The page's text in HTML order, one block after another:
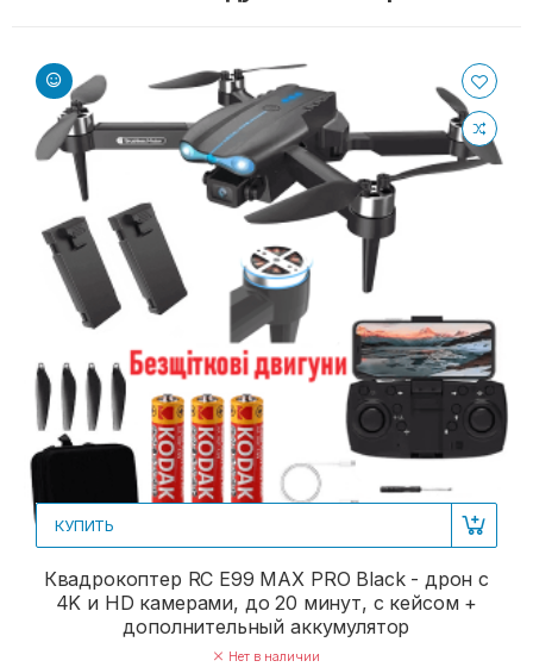
КУПИТЬ
Квадрокоптер RC E99 MAX PRO Black - дрон с
4K и HD камерами, до 20 минут, с кейсом +
дополнительный аккумулятор
Нет в наличии